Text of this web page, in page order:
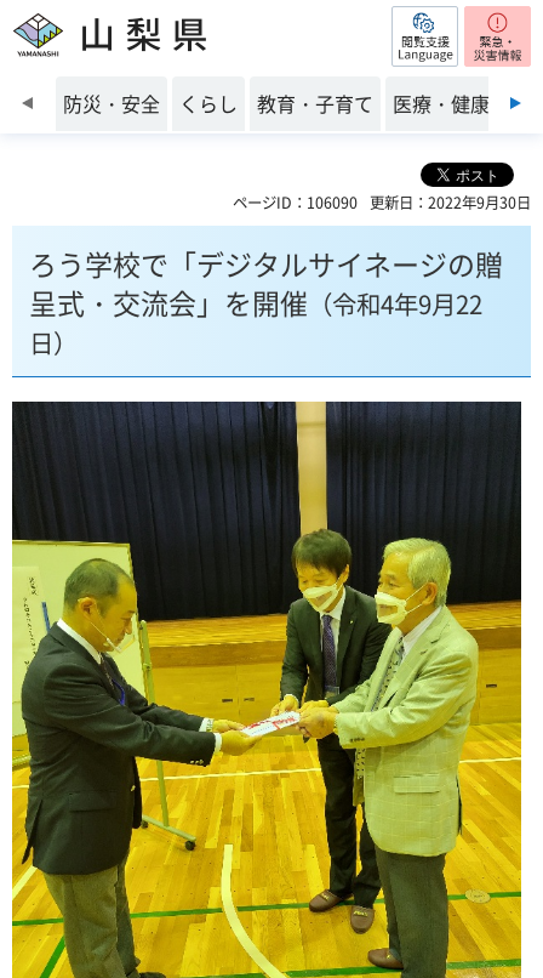
山梨県 閲覧支援
前のスライドを表示
防災・安全 くらし 教育・子育て 医療・健康・福
ページID：106090 更新日：2022年9月30日
ろう学校で「デジタルサイネージの贈
呈式・交流会」を開催 （令和4年9月22
日）